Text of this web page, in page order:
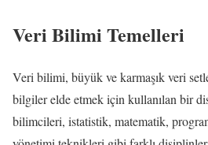
Veri Bilimi Temelleri
Veri bilimi, büyük ve karmaşık veri
bilgiler elde etmek için kullanılan bir
bilimcileri, istatistik, matematik,